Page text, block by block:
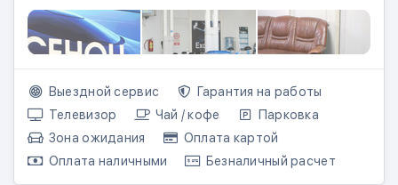
Выездной сервис
Гарантия на работы
Телевизор
Чай / кофе
Парковка
Зона ожидания
Оплата картой
Оплата наличными
Безналичный расчет